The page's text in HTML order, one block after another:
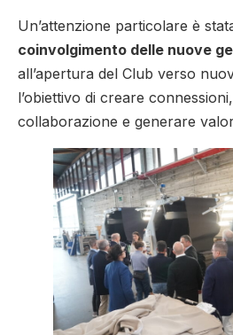
Un’attenzione particolare è
coinvolgimento delle nuove
all’apertura del Club verso
l’obiettivo di creare
collaborazione e generare